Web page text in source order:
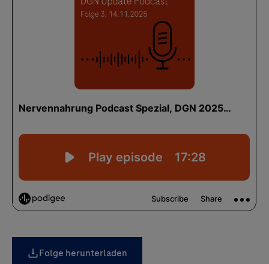
Folge herunterladen